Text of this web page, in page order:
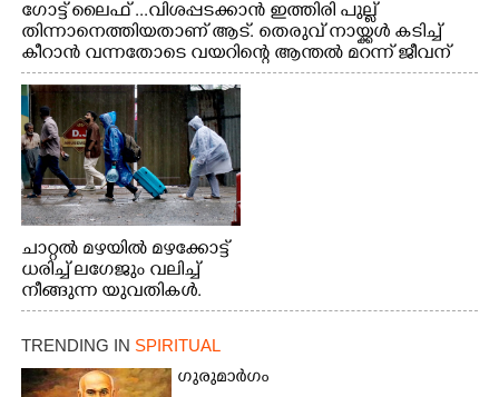
ഗോട്ട് ലൈഫ് ...വിശപ്പടക്കാൻ ഇത്തിരി പുല്ല്
തിന്നാനെത്തിയതാണ് ആട്. തെരുവ് നായ്ക്കൾ കടിച്ച്
കീറാൻ വന്നതോടെ വയറിന്റെ ആന്തൽ മറന്ന് ജീവന്
വേണ്ടിയായി ഓട്ടം. എറണാകുളം വാത്തുരുത്തിയിൽ
നിന്നുള്ള കാഴ്ച
ചാറ്റൽ മഴയിൽ മഴക്കോട്ട്
ധരിച്ച് ലഗേജും വലിച്ച്
നീങ്ങുന്ന യുവതികൾ.
എറണാകുളം മേനകയിൽ
നിന്നുള്ള കാഴ്ച
TRENDING IN SPIRITUAL
ഗുരുമാർഗം